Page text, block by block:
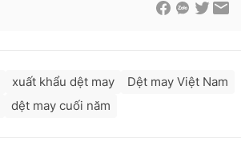
xuất khẩu dệt may
Dệt may Việt Nam
dệt may cuối năm